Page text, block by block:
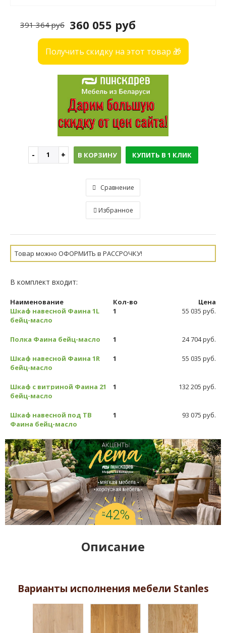
360 055 руб
391 364 руб
Получить скидку на этот товар 🎁
В КОРЗИНУ КУПИТЬ В 1 КЛИК
Сравнение
Избранное
Товар можно ОФОРМИТЬ в РАССРОЧКУ!
В комплект входит:
Наименование Кол-во
Цена
Шкаф навесной Фаина 1L
бейц-масло
1 55 035 руб.
Полка Фаина бейц-масло 1 24 704 руб.
Шкаф навесной Фаина 1R
бейц-масло
1 55 035 руб.
Шкаф с витриной Фаина 21
бейц-масло
1 132 205 руб.
Шкаф навесной под ТВ
Фаина бейц-масло
1 93 075 руб.
Описание
Варианты исполнения мебели Stanles